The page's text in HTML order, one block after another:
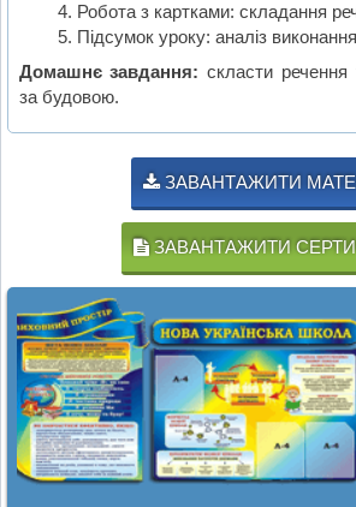
Робота з картками: складання
Підсумок уроку: аналіз
Домашнє завдання: скласти речення
за будовою.
ЗАВАНТАЖИТИ
ЗАВАНТАЖИТИ